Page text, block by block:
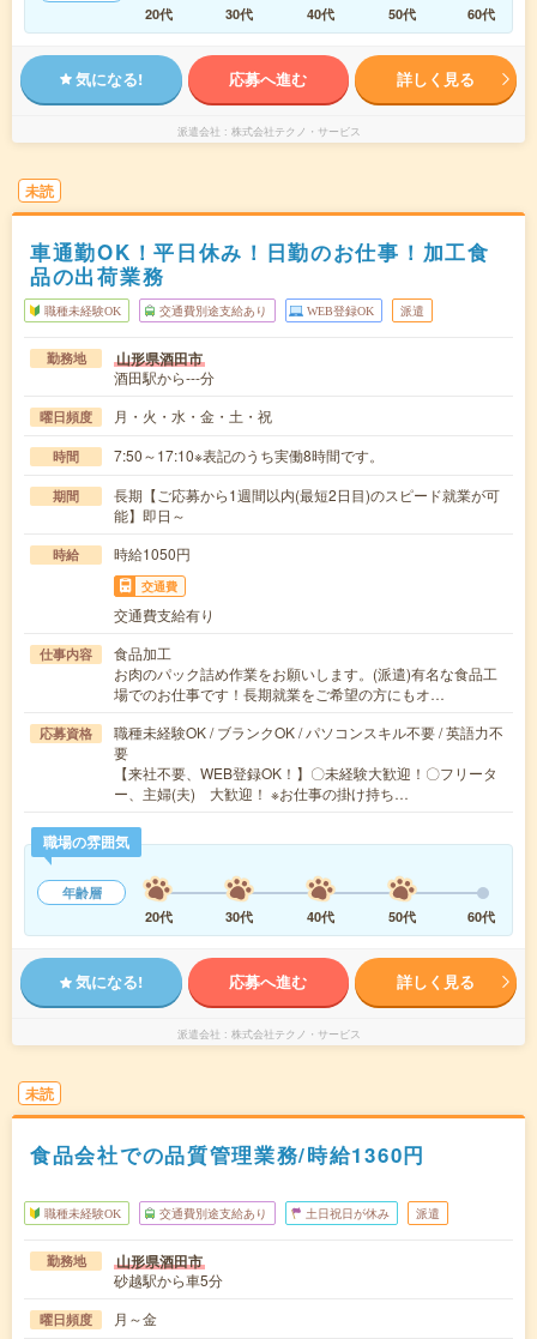
20代
30代 40代 50代 60代
気になる! 応募へ進む 詳しく見る
派遣会社 株式会社テクノ・サービス
未読
車通勤OK！平日休み！日勤のお仕事！加工食
品の出荷業務
職種未経験OK 交通費別途支給あり WEB登録OK 派遣
勤務地 山形県酒田市
酒田駅から---分
曜日頻度 月・火・水・金・土・祝
時間 7:50～17:10※表記のうち実働8時間です。
期間
長期【ご応募から1週間以内(最短2日目)のスピード就業が可
能】即日～
時給 時給1050円
交通費
交通費支給有り
仕事内容
食品加工
お肉のパック詰め作業をお願いします。(派遣)有名な食品工
場でのお仕事です！長期就業をご希望の方にもオ…
応募資格
職種未経験OK / ブランクOK / パソコンスキル不要 / 英語力不
要
【来社不要、WEB登録OK！】〇未経験大歓迎！〇フリータ
ー、主婦(夫) 大歓迎！ ※お仕事の掛け持ち…
職場の雰囲気
年齢層
20代
30代 40代 50代 60代
気になる! 応募へ進む 詳しく見る
派遣会社 株式会社テクノ・サービス
未読
食品会社での品質管理業務/時給1360円
職種未経験OK 交通費別途支給あり 土日祝日が休み 派遣
勤務地 山形県酒田市
砂越駅から車5分
曜日頻度 月～金